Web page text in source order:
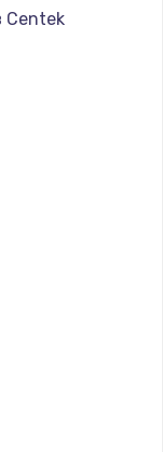
Centek
Ariston
Silter
solution